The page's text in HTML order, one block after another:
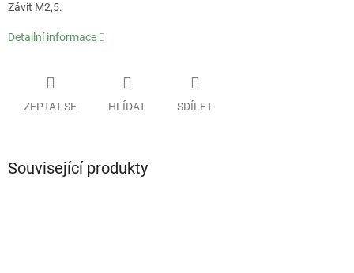
Závit M2,5.
Detailní informace
ZEPTAT SE HLÍDAT SDÍLET
Související produkty